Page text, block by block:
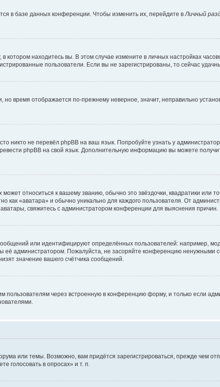
в базе данных конференции. Чтобы изменить их, перейдите в Личный
находитесь вы. В этом случае измените в личных настройках
пользователи. Если вы не зарегистрированы, то сейчас
но время отображается по-прежнему неверное, значит, неправильно
никто не перевёл phpBB на ваш язык. Попробуйте узнать у
phpBB на свой язык. Дополнительную информацию вы можете
относиться к вашему званию, обычно это звёздочки, квадратики или
«аватара» и обычно уникально для каждого пользователя. От
свяжитесь с администратором конференции для выяснения причин.
или идентифицируют определённых пользователей: например,
администратором. Пожалуйста, не засоряйте конференцию ненужными
значение вашего счётчика сообщений.
пользователям через встроенную в конференцию форму, и только если
или темы. Возможно, вам придётся зарегистрироваться, прежде чем
голосовать в опросах» и т. п.